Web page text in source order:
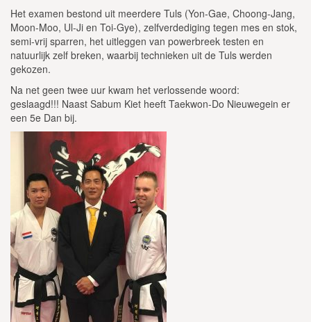
Het examen bestond uit meerdere Tuls (Yon-Gae, Choong-Jang,
Moon-Moo, Ul-Ji en Toi-Gye), zelfverdediging tegen mes en stok,
semi-vrij sparren, het uitleggen van powerbreek testen en
natuurlijk zelf breken, waarbij technieken uit de Tuls werden
gekozen.
Na net geen twee uur kwam het verlossende woord:
geslaagd!!! Naast Sabum Kiet heeft Taekwon-Do Nieuwegein er
een 5e Dan bij.